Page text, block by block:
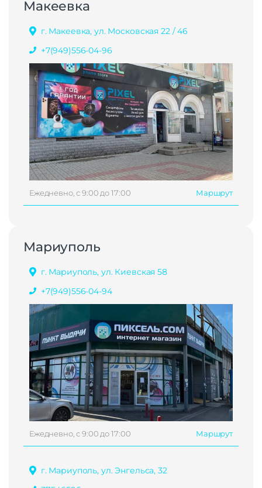
Макеевка
г. Макеевка, ул. Московская 22 / 46
+7(949)556-04-96
Ежедневно, с 9:00 до 17:00 Маршрут
Мариуполь
г. Мариуполь, ул. Киевская 58
+7(949)556-04-94
Ежедневно, с 9:00 до 17:00 Маршрут
г. Мариуполь, ул. Энгельса, 32